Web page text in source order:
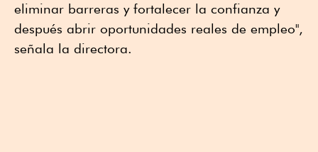
eliminar barreras y fortalecer la confianza y
después abrir oportunidades reales de empleo",
señala la directora.